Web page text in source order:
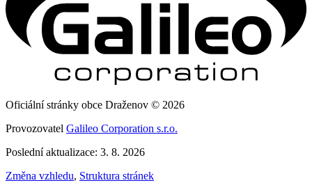
Oficiální stránky obce Draženov © 2026
Provozovatel Galileo Corporation s.r.o.
Poslední aktualizace: 3. 8. 2026
Změna vzhledu, Struktura stránek